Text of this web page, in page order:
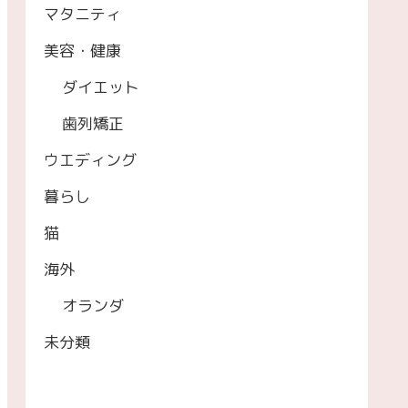
マタニティ
美容・健康
ダイエット
歯列矯正
ウエディング
暮らし
猫
海外
オランダ
未分類